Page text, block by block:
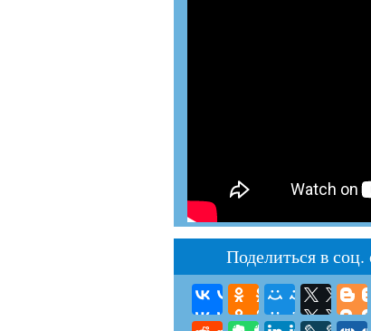
Поделиться в соц.